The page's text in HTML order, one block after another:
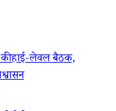
की हाई-लेवल बैठक,